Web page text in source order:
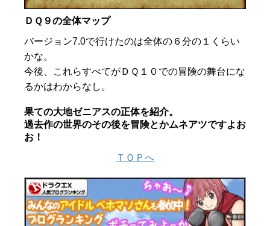
ＤＱ９の全体マップ
バージョン7.0で行けたのは全体の６分の１くらい
かな。
今後、これらすべてがＤＱ１０での冒険の舞台にな
るかはわからなし。
果ての大地ゼニアスの正体を紹介。
過去作の世界のその後を冒険とかムネアツですよお
お！
ＴＯＰへ